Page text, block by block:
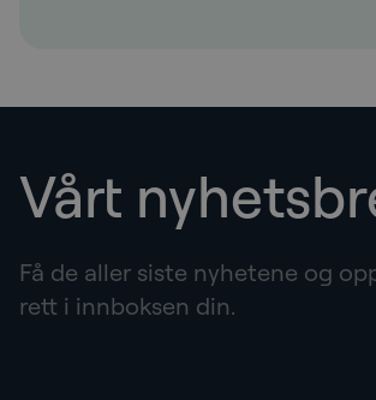
Vårt
Få de aller siste nyhetene og
rett i innboksen din.